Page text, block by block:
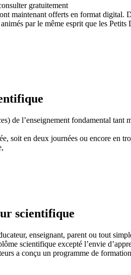
gratuitement
maintenant offerts en format digital.
par le même esprit que les
de l’enseignement fondamental
soit en deux journées ou encore en
scientifique
enseignant, parent ou tout
scientifique excepté l’envie
a conçu un programme de